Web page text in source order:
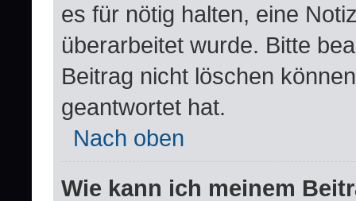
es für nötig halten, eine
überarbeitet wurde. Bitte
Beitrag nicht löschen
geantwortet hat.
Nach oben
Wie kann ich meinem